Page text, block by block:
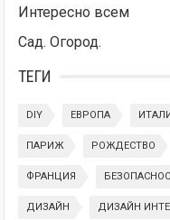
Интересно всем
Сад. Огород.
ТЕГИ
DIY ЕВРОПА
ПАРИЖ РОЖДЕСТВО
ФРАНЦИЯ
ДИЗАЙН ДИЗАЙН